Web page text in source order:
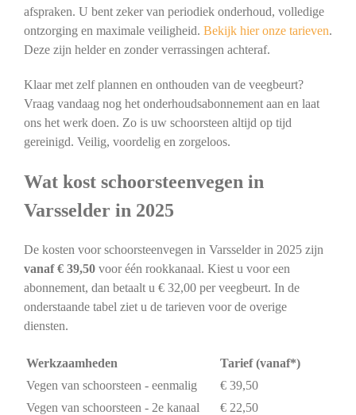
afspraken. U bent zeker van periodiek onderhoud, volledige
ontzorging en maximale veiligheid. Bekijk hier onze tarieven.
Deze zijn helder en zonder verrassingen achteraf.
Klaar met zelf plannen en onthouden van de veegbeurt?
Vraag vandaag nog het onderhoudsabonnement aan en laat
ons het werk doen. Zo is uw schoorsteen altijd op tijd
gereinigd. Veilig, voordelig en zorgeloos.
Wat kost schoorsteenvegen in
Varsselder in 2025
De kosten voor schoorsteenvegen in Varsselder in 2025 zijn
vanaf € 39,50voor één rookkanaal. Kiest u voor een
abonnement, dan betaalt u € 32,00 per veegbeurt. In de
onderstaande tabel ziet u de tarieven voor de overige
diensten.
Werkzaamheden
Tarief (vanaf*)
Vegen van schoorsteen - eenmalig
€ 39,50
Vegen van schoorsteen - 2e kanaal
€ 22,50